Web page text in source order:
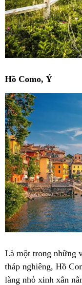
Hồ Como, Ý
Là một trong những
tháp nghiêng, Hồ
làng nhỏ xinh xắn